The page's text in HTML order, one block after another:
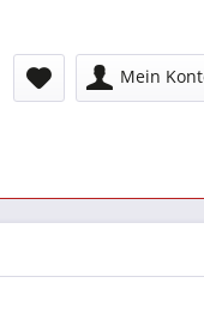
Mein